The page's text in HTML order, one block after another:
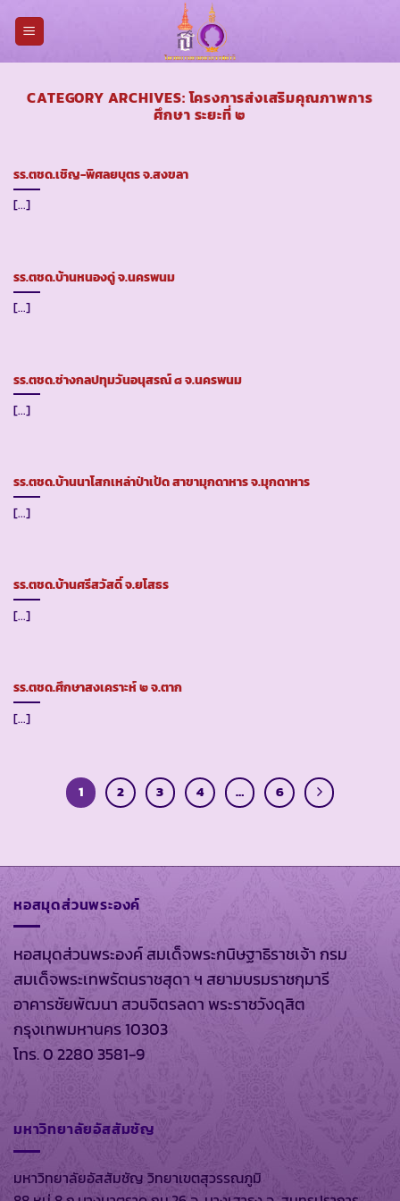
CATEGORY ARCHIVES:โครงการส่งเสริมคุณภาพการ
ศึกษา ระยะที่ ๒
รร.ตชด.เชิญ-พิศลยบุตร จ.สงขลา
[...]
รร.ตชด.บ้านหนองดู่ จ.นครพนม
[...]
รร.ตชด.ช่างกลปทุมวันอนุสรณ์ ๘ จ.นครพนม
[...]
รร.ตชด.บ้านนาโสกเหล่าป่าเป้ด สาขามุกดาหาร จ.มุกดาหาร
[...]
รร.ตชด.บ้านศรีสวัสดิ์ จ.ยโสธร
[...]
รร.ตชด.ศึกษาสงเคราะห์ ๒ จ.ตาก
[...]
1 2 3 4 … 6
หอสมุดส่วนพระองค์
หอสมุดส่วนพระองค์ สมเด็จพระกนิษฐาธิราชเจ้า กรม
สมเด็จพระเทพรัตนราชสุดา ฯ สยามบรมราชกุมารี
อาคารชัยพัฒนา สวนจิตรลดา พระราชวังดุสิต
กรุงเทพมหานคร 10303
โทร. 0 2280 3581-9
มหาวิทยาลัยอัสสัมชัญ
มหาวิทยาลัยอัสสัมชัญ วิทยาเขตสุวรรณภูมิ